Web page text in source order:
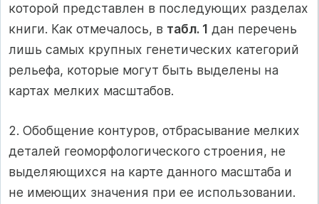
которой представлен в последующих разделах
книги. Как отмечалось, в табл. 1 дан перечень
лишь самых крупных генетических категорий
рельефа, которые могут быть выделены на
картах мелких масштабов.
2. Обобщение контуров, отбрасывание мелких
деталей геоморфологического строения, не
выделяющихся на карте данного масштаба и
не имеющих значения при ее использовании.